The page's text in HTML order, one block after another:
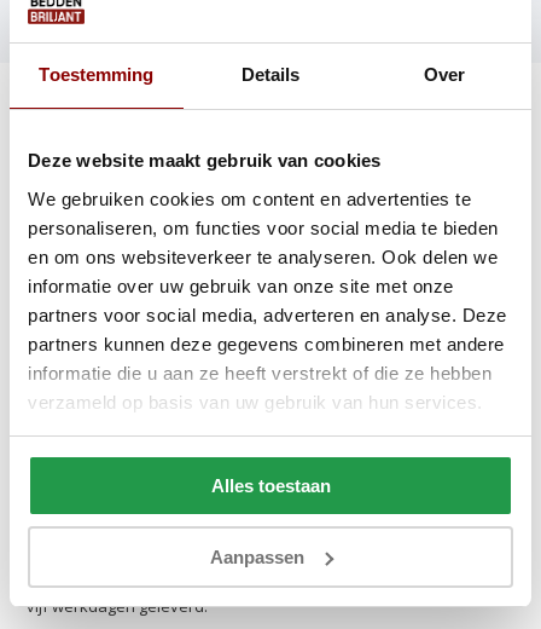
Toestemming Details Over
Deze website maakt gebruik van cookies
We gebruiken cookies om content en advertenties te
personaliseren, om functies voor social media te bieden
en om ons websiteverkeer te analyseren. Ook delen we
informatie over uw gebruik van onze site met onze
partners voor social media, adverteren en analyse. Deze
partners kunnen deze gegevens combineren met andere
informatie die u aan ze heeft verstrekt of die ze hebben
verzameld op basis van uw gebruik van hun services.
Alles toestaan
Aanpassen
Meer lezen?
Beddenbriljant: jouw beddenspeciaalzaak
vind je als beddenspeciaalzaak een ruim assortiment aan
boxsprings, bedden, matrassen en slaapbanken voor een
scherpe prijs-kwaliteitverhouding. Opgericht in 2014, met een
klantbeoordeling van 8,2 en eenshowroomvan 1.100 m² in Asten.
Of je nu eenboxspringwilt kopen of een compleet nieuw bed
zoekt, hier vind je wat je nodig hebt.
Boxspring kopen met briljante prijs-kwaliteit
Een boxspring combineert een verende bodem, matras en
topmatras in één geheel, waardoor je direct profiteert van extra
boxspring met opbergruimtetot eenelektrische boxspring
voor maximaal comfort. Stofsoort, kleur, afmeting en matras stel
je zelf samen. Zo is er altijd een passende optie, ongeacht je
vijf werkdagen geleverd.